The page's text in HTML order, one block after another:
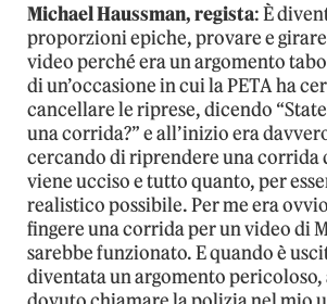
Michael Haussman, regista: È
proporzioni epiche, provare e
video perché era un argomento
di un’occasione in cui la PETA ha
cancellare le riprese, dicendo
una corrida?” e all’inizio era
cercando di riprendere una corrida
viene ucciso e tutto quanto, per
realistico possibile. Per me era
fingere una corrida per un video di
sarebbe funzionato. E quando è
diventata un argomento pericoloso,